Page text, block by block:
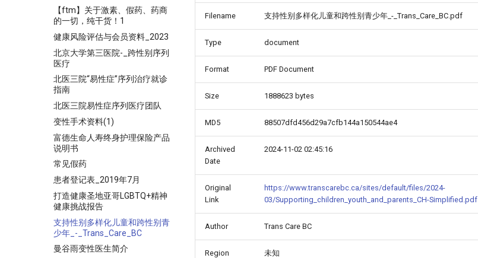
【ftm】关于激素、假药、药商
的一切，纯干货！1
健康风险评估与会员资料_2023
北京大学第三医院-_跨性别序列
医疗
北医三院“易性症”序列治疗就诊
指南
北医三院易性症序列医疗团队
变性手术资料(1)
富德生命人寿终身护理保险产品
说明书
常见假药
患者登记表_2019年7月
打造健康圣地亚哥LGBTQ+精神
健康挑战报告
支持性别多样化儿童和跨性别青
少年_-_Trans_Care_BC
曼谷雨变性医生简介
Filename 支持性别多样化儿童和跨性别青少年_-_Trans_Care_BC.pdf
Type document
Format PDF Document
Size 1888623 bytes
MD5 88507dfd456d29a7cfb144a150544ae4
Archived
Date
2024-11-02 02:45:16
Original
Link
https://www.transcarebc.ca/sites/default/files/2024-
03/Supporting_children_youth_and_parents_CH-Simplified.pdf
Author Trans Care BC
Region 未知